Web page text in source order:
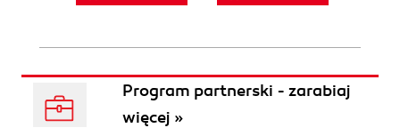
Program partnerski - zarabiaj
więcej »